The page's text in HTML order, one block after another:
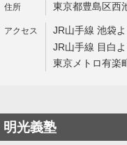
東京都豊島区西
JR山手線 池袋
JR山手線 目白
東京メトロ有楽
明光義塾